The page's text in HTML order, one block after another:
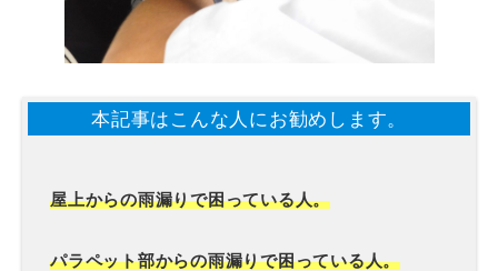
本記事はこんな人にお勧めします。
屋上からの雨漏りで困っている人。
パラペット部からの雨漏りで困っている人。